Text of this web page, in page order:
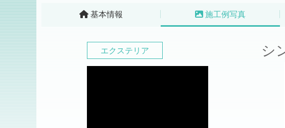
基本情報 施工例写真
エクステリア シ